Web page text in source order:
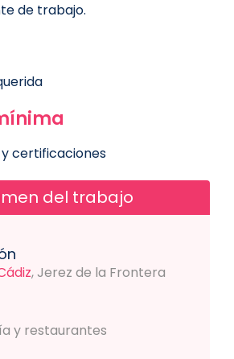
de trabajo.
certificaciones
del trabajo
, Jerez de la Frontera
y restaurantes